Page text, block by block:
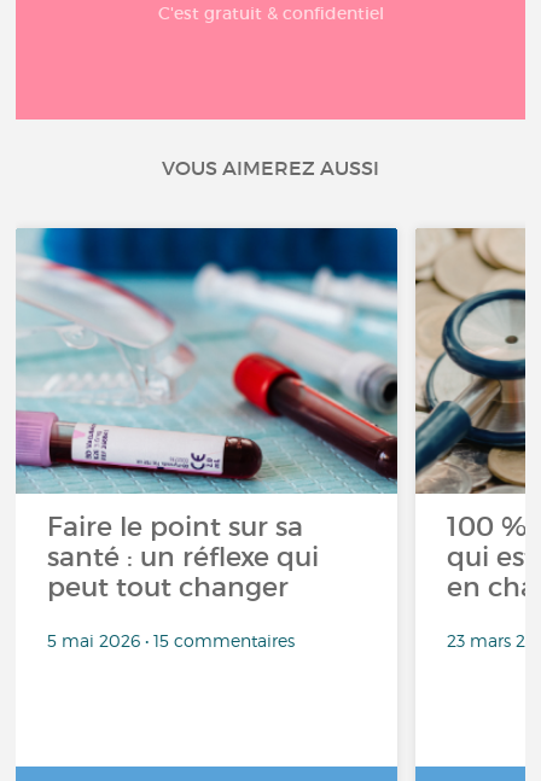
C'est gratuit & confidentiel
VOUS AIMEREZ AUSSI
Faire le point sur sa
santé : un réflexe qui
peut tout changer
5 mai 2026 • 15 commentaires
100 %
qui
en
23 mars